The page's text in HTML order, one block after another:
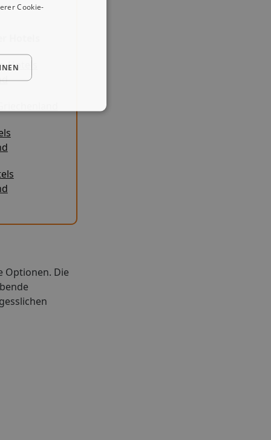
Hotels
Optionen. Die
Cookie-